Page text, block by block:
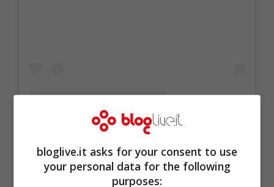
Un post condiviso da rudy_zerbi (@rudy_zerbi)
bloglive.it asks for your consent to use
your personal data for the following
purposes: